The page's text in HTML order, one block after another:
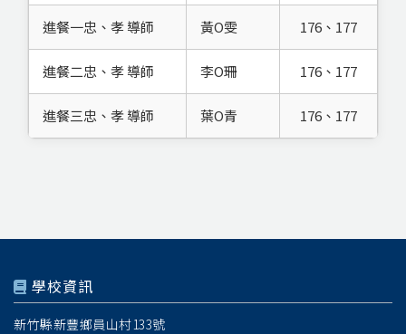
進餐一忠、孝 導師 黃O雯 176、177
進餐二忠、孝 導師 李O珊 176、177
進餐三忠、孝 導師 葉O青 176、177
學校資訊
新竹縣新豐鄉員山村133號